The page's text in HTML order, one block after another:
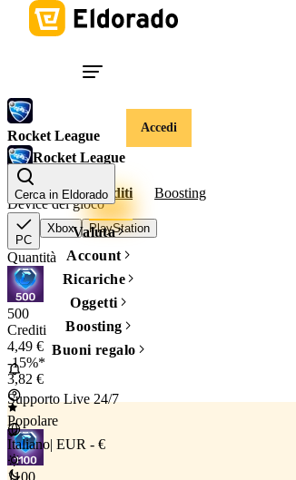
Accedi
Cerca in Eldorado
Valuta
Account
Ricariche
Oggetti
Boosting
Buoni regalo
Supporto Live 24/7
Italiano| EUR - €
Rocket League
Rocket League
Account Crediti Boosting
Device del gioco
PC
Xbox PlayStation
Quantità
500
Crediti
4,49 €
-15%*
3,82 €
Popolare
1100